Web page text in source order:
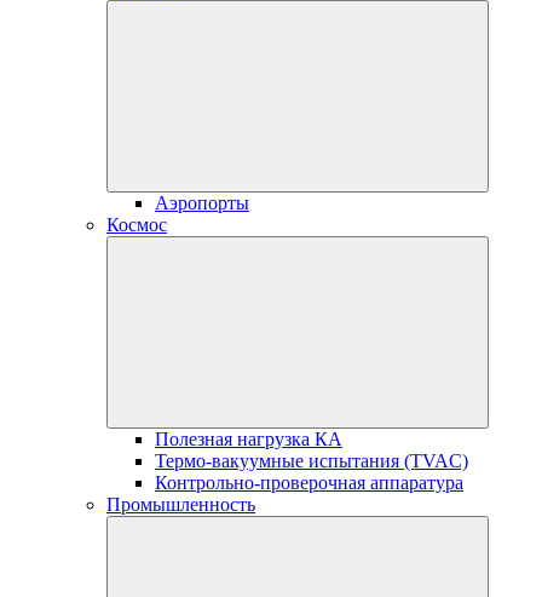
Аэропорты
Космос
Полезная нагрузка КА
Термо-вакуумные испытания (TVAC)
Контрольно-проверочная аппаратура
Промышленность